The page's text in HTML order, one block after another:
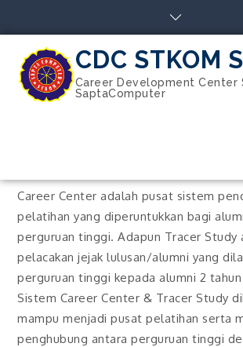
content
CDC STKOM
Career Development Center
SaptaComputer
Career Center adalah pusat sistem
pelatihan yang diperuntukkan bagi
perguruan tinggi. Adapun Tracer Study
pelacakan jejak lulusan/alumni yang
perguruan tinggi kepada alumni 2
Sistem Career Center & Tracer Study
mampu menjadi pusat pelatihan serta
penghubung antara perguruan tinggi